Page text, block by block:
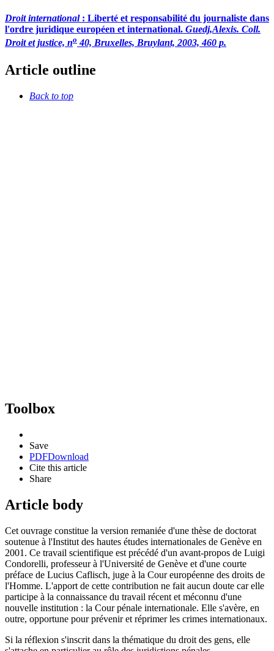
Droit international: Liberté et responsabilité du journaliste dans
l'ordre juridique européen et international. Guedj,Alexis. Coll.
Droit et justice, no 40, Bruxelles, Bruylant, 2003, 460 p.
Article outline
Back to top
Toolbox
Save
PDFDownload
Cite this article
Share
Article body
Cet ouvrage constitue la version remaniée d'une thèse de doctorat
soutenue à l'Institut des hautes études internationales de Genève en
2001. Ce travail scientifique est précédé d'un avant-propos de Luigi
Condorelli, professeur à l'Université de Genève et d'une courte
préface de Lucius Caflisch, juge à la Cour européenne des droits de
l'Homme. L'apport de cette contribution ne fait aucun doute car elle
participe à la connaissance du travail récent et méconnu d'une
nouvelle institution : la Cour pénale internationale. Elle s'avère, en
outre, opportune pour prévenir et réprimer les crimes internationaux.
Si la réflexion s'inscrit dans la thématique du droit des gens, elle